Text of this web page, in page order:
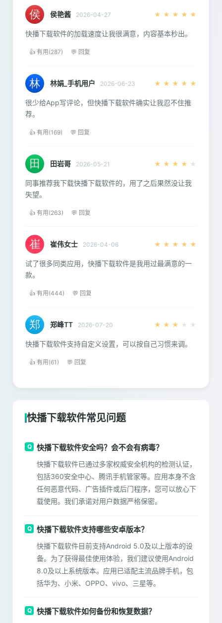
侯艳酱 2026-04-27 ★ ★ ★ ★ ★
快播下载软件的加载速度让我很满意，内容基本秒出。
👍 有用(287) 💬 回复
林娟_手机用户 2026-06-23 ★ ★ ★ ★ ★
很少给App写评论，但快播下载软件确实让我忍不住推
荐。
👍 有用(169) 💬 回复
田岩哥 2026-05-21 ★ ★ ★ ★ ★
同事推荐我下载快播下载软件的，用了之后果然没让我
失望。
👍 有用(263) 💬 回复
崔伟女士 2026-04-06 ★ ★ ★ ★ ★
试了很多同类应用，快播下载软件是我用过最满意的一
款。
👍 有用(444) 💬 回复
郑峰TT 2026-07-20 ★ ★ ★ ★ ★
快播下载软件支持自定义设置，可以按自己习惯来调。
👍 有用(61) 💬 回复
快播下载软件常见问题
快播下载软件安全吗？会不会有病毒？
快播下载软件已通过多家权威安全机构的检测认证，
包括360安全中心、腾讯手机管家等。应用本身不含
任何恶意代码、广告插件或后门程序，您可以放心下
载使用。我们承诺对用户数据严格保密。
快播下载软件支持哪些安卓版本？
快播下载软件目前支持Android 5.0及以上版本的设
备。为了获得最佳使用体验，我们建议使用Android
8.0及以上系统版本。应用已适配主流品牌手机，包
括华为、小米、OPPO、vivo、三星等。
快播下载软件如何备份和恢复数据？